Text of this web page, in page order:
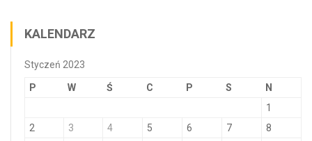
KALENDARZ
Styczeń 2023
P W Ś C P S N
1
2
3 4 5 6 7
8